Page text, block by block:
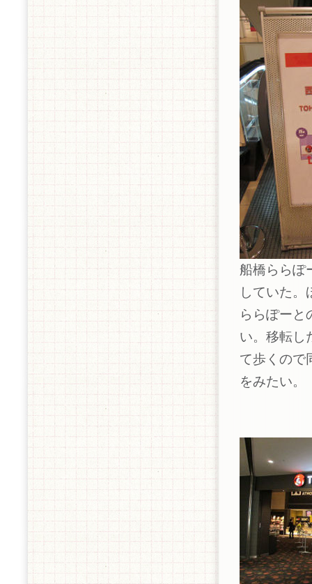
船橋ららぽ
していた。
ららぽーと
い。移転し
て歩くので
をみたい。